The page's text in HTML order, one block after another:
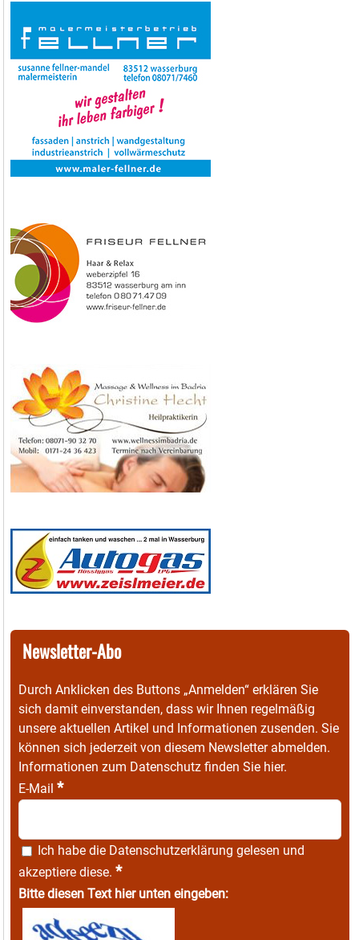
Newsletter-Abo
Durch Anklicken des Buttons „Anmelden“ erklären Sie
sich damit einverstanden, dass wir Ihnen regelmäßig
unsere aktuellen Artikel und Informationen zusenden. Sie
können sich jederzeit von diesem Newsletter abmelden.
Informationen zum Datenschutz finden Sie hier.
E-Mail *
Ich habe die Datenschutzerklärung gelesen und
akzeptiere diese. *
Bitte diesen Text hier unten eingeben: